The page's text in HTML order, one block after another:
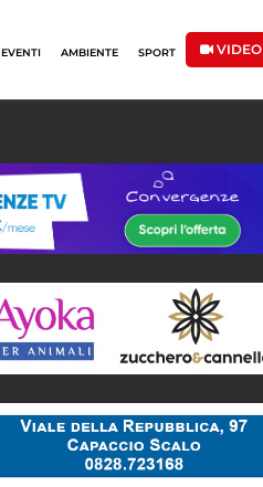
EVENTI AMBIENTE SPORT VIDEO